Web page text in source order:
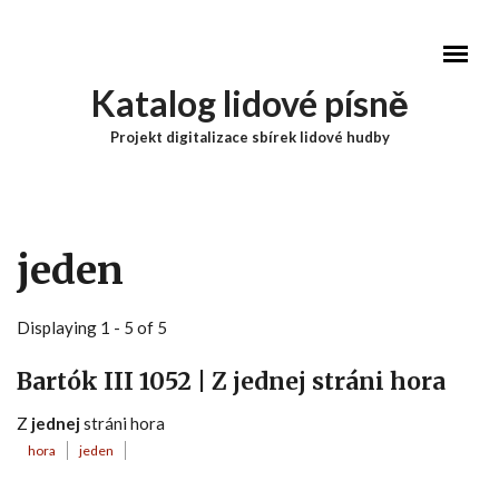
Katalog lidové písně
Projekt digitalizace sbírek lidové hudby
jeden
Displaying 1 - 5 of 5
Bartók III 1052 | Z jednej stráni hora
Z jednejstráni hora
hora jeden